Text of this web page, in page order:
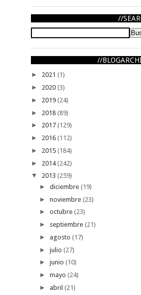
► 2021 (1)
► 2020 (3)
► 2019 (24)
► 2018 (89)
► 2017 (129)
► 2016 (112)
► 2015 (184)
► 2014(242)
▼ 2013 (259)
► diciembre (19)
► noviembre (23)
► octubre (23)
► septiembre (21)
► agosto (17)
► julio (27)
► junio (10)
► mayo (24)
► abril (21)